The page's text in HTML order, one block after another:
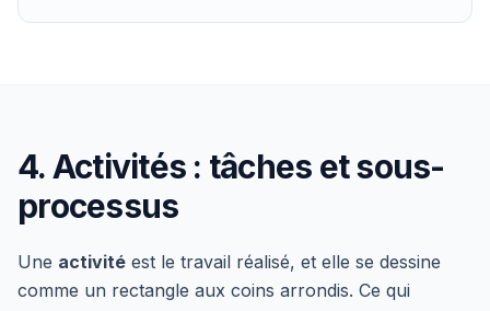
4. Activités : tâches et sous-
processus
Une activité est le travail réalisé, et elle se dessine
comme un rectangle aux coins arrondis. Ce qui